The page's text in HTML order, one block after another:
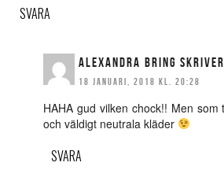
SVARA
ALEXANDRA BRING
18 JANUARI, 2018 KL. 20:28
HAHA gud vilken chock!! Men
och väldigt neutrala kläder
SVARA